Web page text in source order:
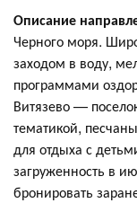
Описание
Черного моря.
заходом в воду,
программами
Витязево —
тематикой,
для отдыха с
загруженность в
бронировать